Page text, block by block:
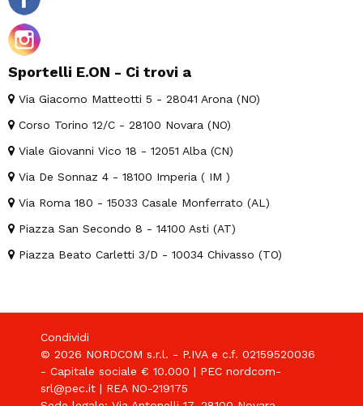
Sportelli E.ON - Ci trovi a
Via Giacomo Matteotti 5 - 28041 Arona (NO)
Corso Torino 12/C - 28100 Novara (NO)
Viale Giovanni Vico 18 - 12051 Alba (CN)
Via De Sonnaz 4 - 18100 Imperia ( IM )
Via Roma 180 - 15033 Casale Monferrato (AL)
Piazza San Secondo 8 - 14100 Asti (AT)
Piazza Beato Carletti 3/D - 10034 Chivasso (TO)
Condividi
© 2026 NORDCOM s.r.l. - P.IVA e c.f. 02159520036
- Capitale sociale € 10.000 | PEC nordcom-
srl@pec.it | REA NO-219175